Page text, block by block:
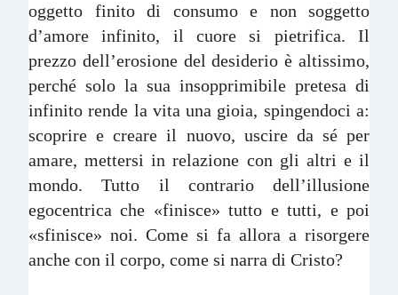
oggetto finito di consumo e non soggetto
d’amore infinito, il cuore si pietrifica. Il
prezzo dell’erosione del desiderio è altissimo,
perché solo la sua insopprimibile pretesa di
infinito rende la vita una gioia, spingendoci a:
scoprire e creare il nuovo, uscire da sé per
amare, mettersi in relazione con gli altri e il
mondo. Tutto il contrario dell’illusione
egocentrica che «finisce» tutto e tutti, e poi
«sfinisce» noi. Come si fa allora a risorgere
anche con il corpo, come si narra di Cristo?